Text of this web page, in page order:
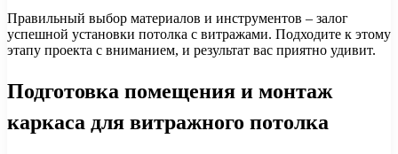
Правильный выбор материалов и инструментов – залог
успешной установки потолка с витражами. Подходите к этому
этапу проекта с вниманием, и результат вас приятно удивит.
Подготовка помещения и монтаж
каркаса для витражного потолка